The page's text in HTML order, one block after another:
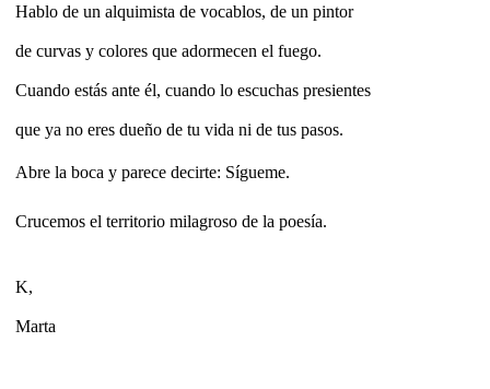
Hablo de un alquimista de vocablos, de un pintor
de curvas y colores que adormecen el fuego.
Cuando estás ante él, cuando lo escuchas presientes
que ya no eres dueño de tu vida ni de tus pasos.
Abre la boca y parece decirte: Sígueme.
Crucemos el territorio milagroso de la poesía.
K,
Marta